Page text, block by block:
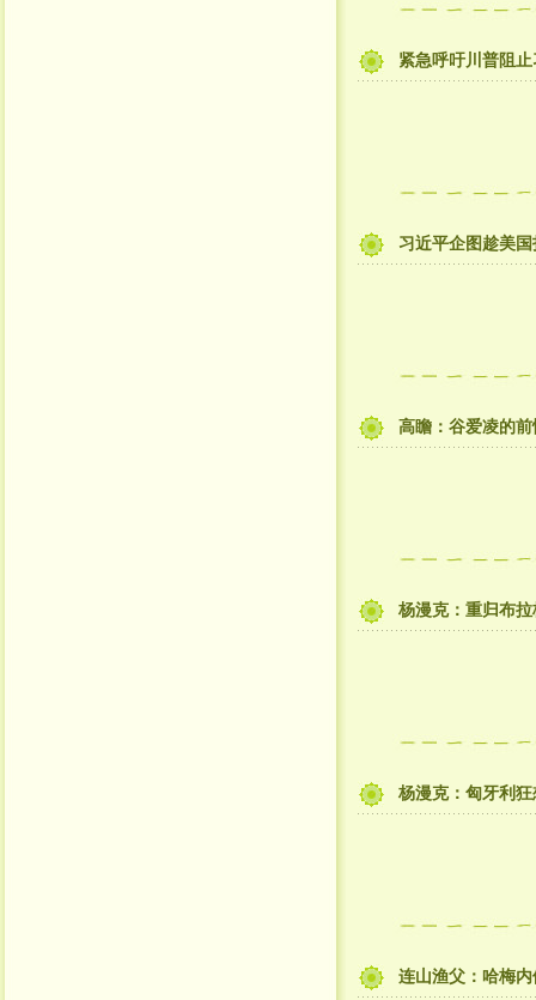
紧急呼吁川普阻
习近平企图趁美
高瞻：谷爱凌的
杨漫克：重归布拉
杨漫克：匈牙利狂
连山渔父：哈梅